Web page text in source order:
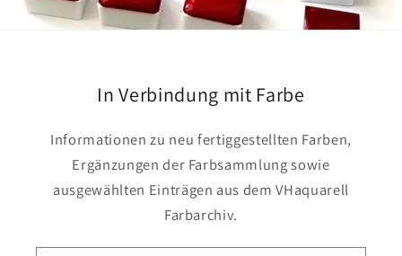
In Verbindung mit Farbe
Informationen zu neu fertiggestellten Farben,
Ergänzungen der Farbsammlung sowie
ausgewählten Einträgen aus dem VHaquarell
Farbarchiv.